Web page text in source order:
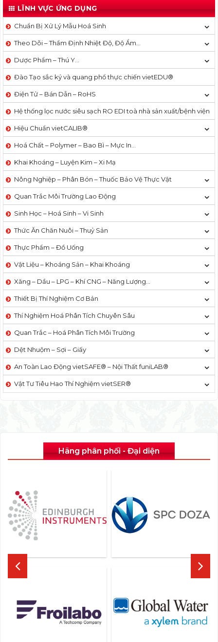
LĨNH VỰC ỨNG DỤNG
Chuẩn Bị Xử Lý Mẫu Hoá Sinh
Theo Dõi – Thẩm Định Nhiệt Độ, Độ Ẩm…
Dược Phẩm – Thú Y…
Đào Tạo sắc ký và quang phổ thực chiến vietEDU®
Điện Tử – Bán Dẫn – RoHS
Hệ thống lọc nước siêu sạch RO EDI​​ toà nhà sản xuất/bệnh viện
Hiệu Chuẩn vietCALIB®
Hoá Chất – Polymer – Bao Bì – Mực In…
Khai Khoáng – Luyện Kim – Xi Mạ
Nông Nghiệp – Phân Bón – Thuốc Bảo Vệ Thực Vật
Quan Trắc Môi Trường Lao Động
Sinh Học – Hoá Sinh – Vi Sinh
Thức Ăn Chăn Nuôi – Thuỷ Sản
Thực Phẩm – Đồ Uống
Vật Liệu – Khoáng Sản – Khai Khoáng
Xăng – Dầu – LPG – Khí CNG – Năng Lượng…
Thiết Bị Thí Nghiệm Cơ Bản
Thí Nghiệm Hoá Phân Tích Chuyên Sâu
Quan Trắc – Hoá Phân Tích Môi Trường
Dệt Nhuộm – Sợi – Giấy
An Toàn Lao Động vietSAFE® – Nội Thất funiLAB®
Vật Tư Tiêu Hao Thí Nghiệm vietSER®
Hãng phân phối - Đại diện